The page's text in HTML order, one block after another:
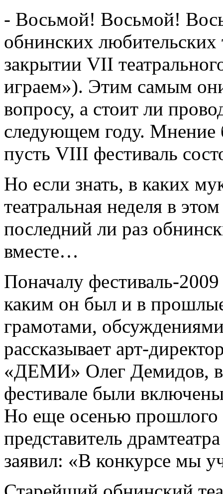
- Восьмой! Восьмой!
обнинских
закрытии VII
играем»). Этим самым
вопросу, а стоит ли
следующем году.
пусть VIII фестиваль
Но если знать, в каких
театральная неделя в
последний ли раз
вместе…
Поначалу фестиваль-
каким он был и в
грамотами,
рассказывает арт-
«ДЕМИ» Олег Демидов,
фестивале были
Но еще осенью прошлого
представитель
заявил: «В конкурсе мы